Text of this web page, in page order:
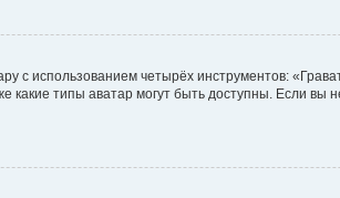
с использованием четырёх инструментов:
какие типы аватар могут быть доступны. Если